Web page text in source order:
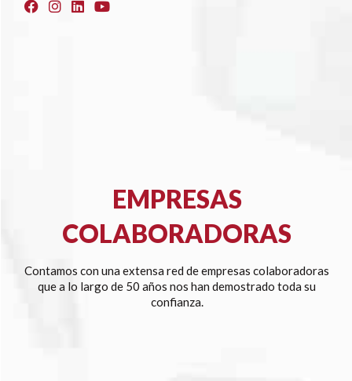
EMPRESAS
COLABORADORAS
Contamos con una extensa red de empresas colaboradoras
que a lo largo de 50 años nos han demostrado toda su
confianza.